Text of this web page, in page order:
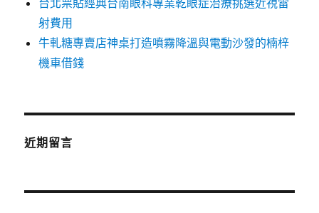
台北票貼經典台南眼科專業乾眼症治療挑選近視雷
射費用
牛軋糖專賣店神桌打造噴霧降溫與電動沙發的楠梓
機車借錢
近期留言